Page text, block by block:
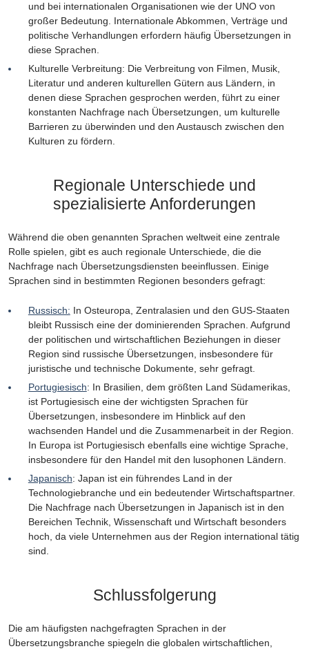
und bei internationalen Organisationen wie der UNO von
großer Bedeutung. Internationale Abkommen, Verträge und
politische Verhandlungen erfordern häufig Übersetzungen in
diese Sprachen.
Kulturelle Verbreitung: Die Verbreitung von Filmen, Musik,
Literatur und anderen kulturellen Gütern aus Ländern, in
denen diese Sprachen gesprochen werden, führt zu einer
konstanten Nachfrage nach Übersetzungen, um kulturelle
Barrieren zu überwinden und den Austausch zwischen den
Kulturen zu fördern.
Regionale Unterschiede und
spezialisierte Anforderungen
Während die oben genannten Sprachen weltweit eine zentrale
Rolle spielen, gibt es auch regionale Unterschiede, die die
Nachfrage nach Übersetzungsdiensten beeinflussen. Einige
Sprachen sind in bestimmten Regionen besonders gefragt:
Russisch: In Osteuropa, Zentralasien und den GUS-Staaten
bleibt Russisch eine der dominierenden Sprachen. Aufgrund
der politischen und wirtschaftlichen Beziehungen in dieser
Region sind russische Übersetzungen, insbesondere für
juristische und technische Dokumente, sehr gefragt.
Portugiesisch: In Brasilien, dem größten Land Südamerikas,
ist Portugiesisch eine der wichtigsten Sprachen für
Übersetzungen, insbesondere im Hinblick auf den
wachsenden Handel und die Zusammenarbeit in der Region.
In Europa ist Portugiesisch ebenfalls eine wichtige Sprache,
insbesondere für den Handel mit den lusophonen Ländern.
Japanisch: Japan ist ein führendes Land in der
Technologiebranche und ein bedeutender Wirtschaftspartner.
Die Nachfrage nach Übersetzungen in Japanisch ist in den
Bereichen Technik, Wissenschaft und Wirtschaft besonders
hoch, da viele Unternehmen aus der Region international tätig
sind.
Schlussfolgerung
Die am häufigsten nachgefragten Sprachen in der
Übersetzungsbranche spiegeln die globalen wirtschaftlichen,